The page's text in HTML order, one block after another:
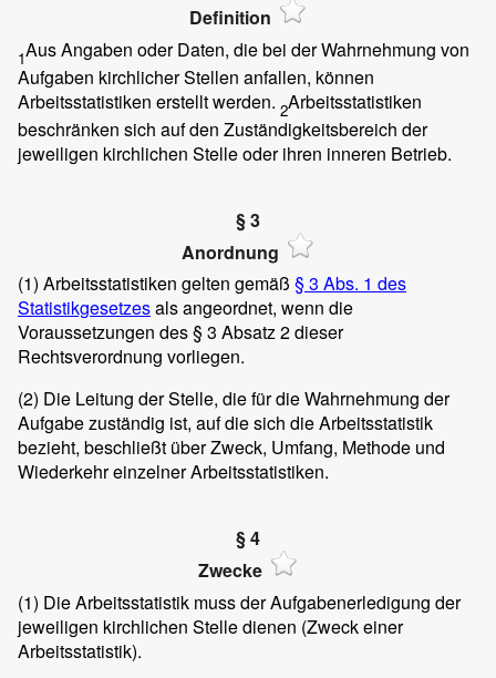
Definition
1Aus Angaben oder Daten, die bei der Wahrnehmung von
Aufgaben kirchlicher Stellen anfallen, können
Arbeitsstatistiken erstellt werden. 2Arbeitsstatistiken
beschränken sich auf den Zuständigkeitsbereich der
jeweiligen kirchlichen Stelle oder ihren inneren Betrieb.
§ 3
Anordnung
(1) Arbeitsstatistiken gelten gemäß § 3 Abs. 1 des
Statistikgesetzesals angeordnet, wenn die
Voraussetzungen des § 3 Absatz 2 dieser
Rechtsverordnung vorliegen.
(2) Die Leitung der Stelle, die für die Wahrnehmung der
Aufgabe zuständig ist, auf die sich die Arbeitsstatistik
bezieht, beschließt über Zweck, Umfang, Methode und
Wiederkehr einzelner Arbeitsstatistiken.
§ 4
Zwecke
(1) Die Arbeitsstatistik muss der Aufgabenerledigung der
jeweiligen kirchlichen Stelle dienen (Zweck einer
Arbeitsstatistik).